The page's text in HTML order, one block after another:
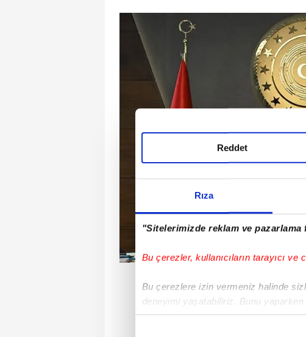
Rıza
"Sitelerimizde reklam ve pazarlama
Bu çerezler, kullanıcıların tarayıcı ve
Bu çerezlere izin vermeniz halinde
deneyimi yaşatabiliriz. Bunu
içerikleri sunabilmek adına elimizden
Reddet